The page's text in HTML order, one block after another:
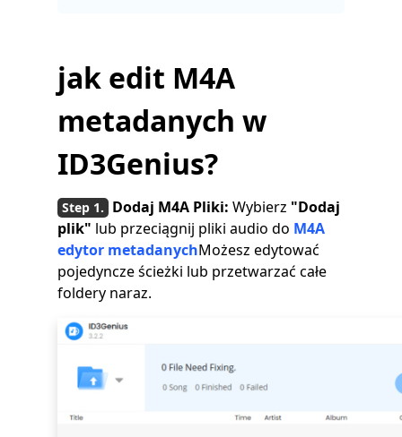
jak edit M4A
metadanych w
ID3Genius?
Dodaj M4A Pliki: Wybierz "Dodaj
plik" lub przeciągnij pliki audio do M4A
edytor metadanychMożesz edytować
pojedyncze ścieżki lub przetwarzać całe
foldery naraz.